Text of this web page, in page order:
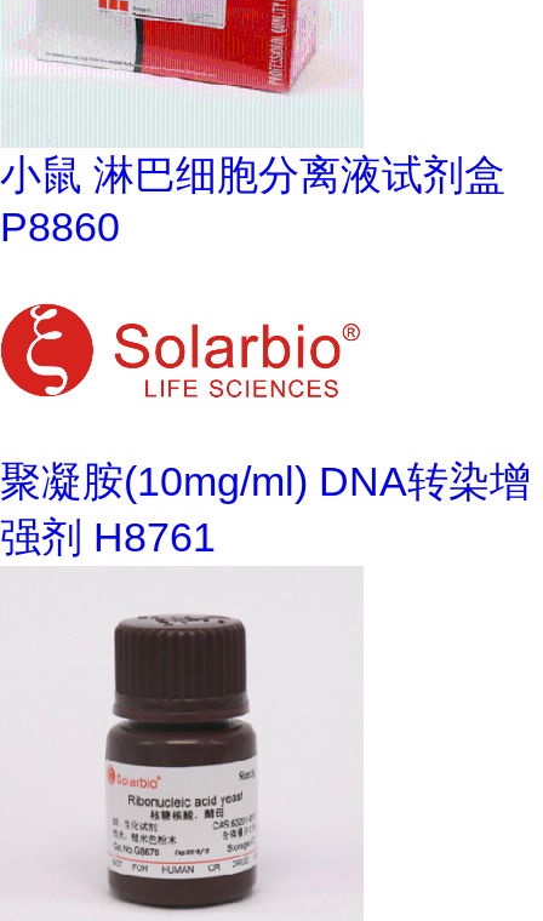
小鼠 淋巴细胞分离液试剂盒
P8860
聚凝胺(10mg/ml) DNA转染增
强剂 H8761